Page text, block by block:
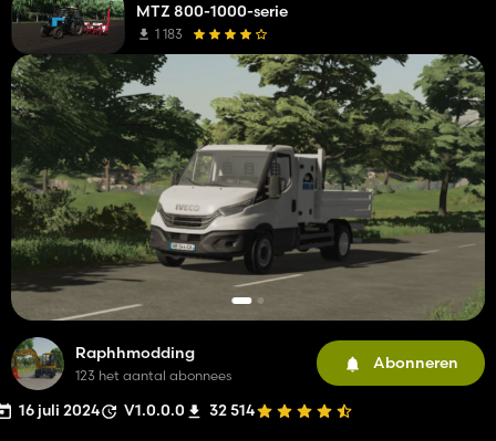
Raphhmodding
123 het aantal abonnees
Abonneren
16 juli 2024 V1.0.0.0 32 514
MTZ 800-1000-serie
1 183